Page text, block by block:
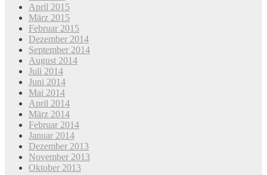
April 2015
März 2015
Februar 2015
Dezember 2014
September 2014
August 2014
Juli 2014
Juni 2014
Mai 2014
April 2014
März 2014
Februar 2014
Januar 2014
Dezember 2013
November 2013
Oktober 2013